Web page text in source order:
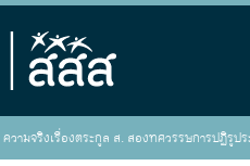
ความจริงเรื่องตระกูล ส. สองทศวรรษการปฏิรูป